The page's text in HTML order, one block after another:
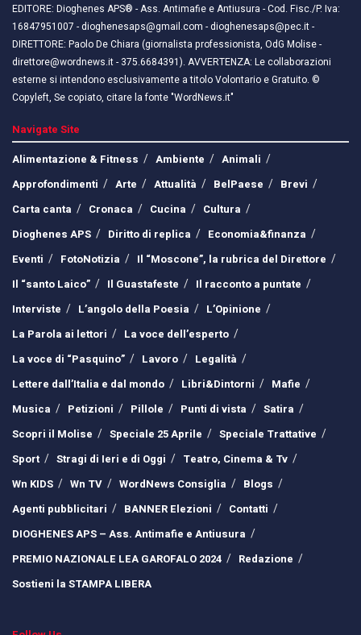
EDITORE: Dioghenes APS® - Ass. Antimafie e Antiusura - Cod. Fisc./P. Iva:
16847951007 - dioghenesaps@gmail.com - dioghenesaps@pec.it - ​​
DIRETTORE: Paolo De Chiara (giornalista professionista, OdG Molise -
direttore@wordnews.it - ​​375.6684391). AVVERTENZA: Le collaborazioni
esterne si intendono esclusivamente a titolo Volontario e Gratuito. ©
Copyleft, Se copiato, citare la fonte "WordNews.it"
Navigate Site
Alimentazione & Fitness
Ambiente
Animali
Approfondimenti
Arte Attualità BelPaese
Brevi
Carta canta
Cronaca Cucina
Cultura
Dioghenes APS
Diritto di replica
Economia&finanza
Eventi
FotoNotizia
Il “Moscone”, la rubrica del Direttore
Il “santo Laico”
Il Guastafeste
Il racconto a puntate
Interviste
L’angolo della Poesia
L’Opinione
La Parola ai lettori
La voce dell’esperto
La voce di “Pasquino”
Lavoro
Legalità
Lettere dall’Italia e dal mondo
Libri&Dintorni
Mafie
Musica
Petizioni Pillole Punti di vista
Satira
Scopri il Molise
Speciale 25 Aprile
Speciale Trattative
Sport
Stragi di Ieri e di Oggi
Teatro, Cinema & Tv
Wn KIDS
Wn TV WordNews Consiglia
Blogs
Agenti pubblicitari
BANNER Elezioni
Contatti
DIOGHENES APS – Ass. Antimafie e Antiusura
PREMIO NAZIONALE LEA GAROFALO 2024
Redazione
Sostieni la STAMPA LIBERA